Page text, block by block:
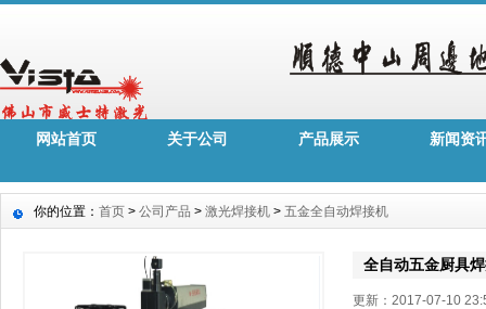
网站首页 关于公司 产品展示 新闻资
你的位置： 首页 > 公司产品 > 激光焊接机 > 五金全自动焊接机
全自动五金厨具
更新：2017-07-10